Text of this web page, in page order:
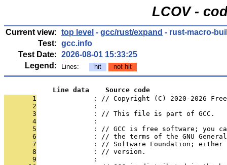
LCOV -
Current view: top level - gcc/rust/expand - rust-macro-
Test: gcc.info
Test Date: 2026-08-01 15:33:25
Legend:
Lines: hit not hit
            Line data    Source code
       1
: // Copyright (C) 2020-2026
       2
              :
       3
              : // This file is part of GCC.
       4
              :
       5
: // GCC is free software; you
       6
: // the terms of the GNU
       7
: // Software Foundation;
       8
              : // version.
       9
              :